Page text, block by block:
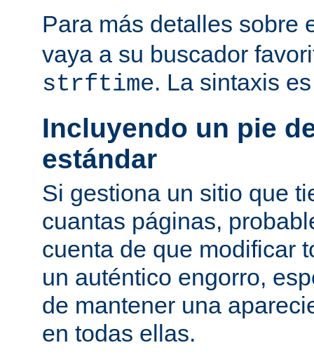
Para más detalles sobre
vaya a su buscador
strftime. La sintaxis
Incluyendo un pie
estándar
Si gestiona un sitio que
cuantas páginas,
cuenta de que modificar
un auténtico engorro,
de mantener una
en todas ellas.